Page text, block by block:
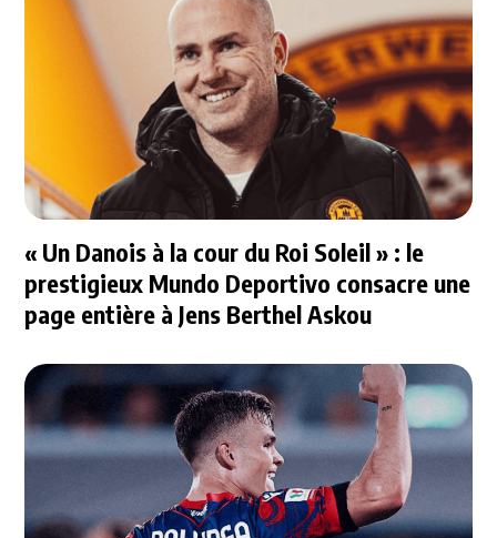
« Un Danois à la cour du Roi Soleil » : le
prestigieux Mundo Deportivo consacre une
page entière à Jens Berthel Askou